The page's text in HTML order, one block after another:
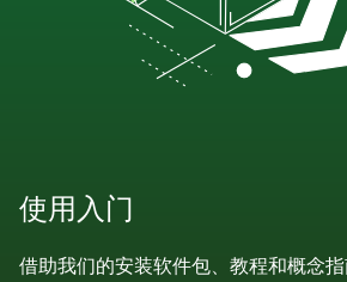
使用入门
借助我们的安装软件包、教程和概念